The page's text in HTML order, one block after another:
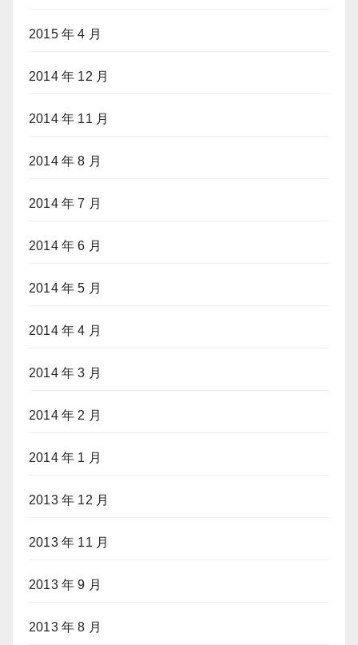
2015 年 4 月
2014 年 12 月
2014 年 11 月
2014 年 8 月
2014 年 7 月
2014 年 6 月
2014 年 5 月
2014 年 4 月
2014 年 3 月
2014 年 2 月
2014 年 1 月
2013 年 12 月
2013 年 11 月
2013 年 9 月
2013 年 8 月